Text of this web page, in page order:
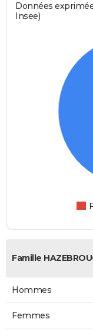
Données
Insee)
Famille
Hommes
Femmes